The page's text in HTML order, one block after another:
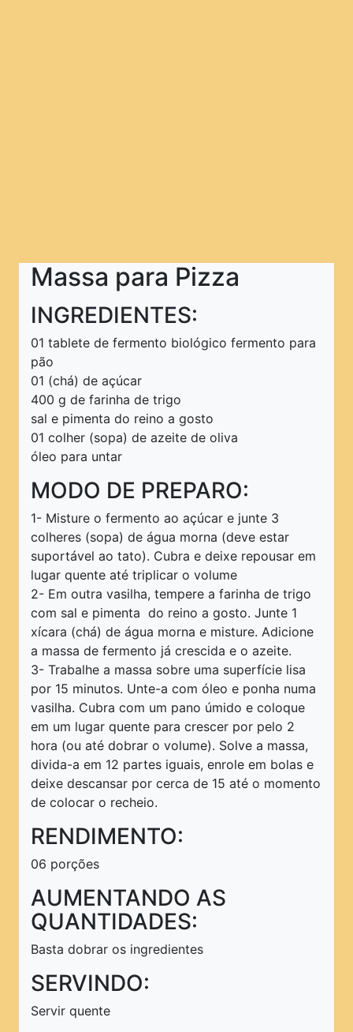
Pratos Principais
Pratos Rápidos
Pratos Típicos
Saladas
Sanduíches
Sobremesas
Sopas e Caldos
PRINCIPAL
Massa para Pizza
INGREDIENTES:
01 tablete de fermento biológico fermento para
pão
01 (chá) de açúcar
400 g de farinha de trigo
sal e pimenta do reino a gosto
01 colher (sopa) de azeite de oliva
óleo para untar
MODO DE PREPARO:
1- Misture o fermento ao açúcar e junte 3
colheres (sopa) de água morna (deve estar
suportável ao tato). Cubra e deixe repousar em
lugar quente até triplicar o volume
2- Em outra vasilha, tempere a farinha de trigo
com sal e pimenta do reino a gosto. Junte 1
xícara (chá) de água morna e misture. Adicione
a massa de fermento já crescida e o azeite.
3- Trabalhe a massa sobre uma superfície lisa
por 15 minutos. Unte-a com óleo e ponha numa
vasilha. Cubra com um pano úmido e coloque
em um lugar quente para crescer por pelo 2
hora (ou até dobrar o volume). Solve a massa,
divida-a em 12 partes iguais, enrole em bolas e
deixe descansar por cerca de 15 até o momento
de colocar o recheio.
RENDIMENTO:
06 porções
AUMENTANDO AS
QUANTIDADES:
Basta dobrar os ingredientes
SERVINDO:
Servir quente